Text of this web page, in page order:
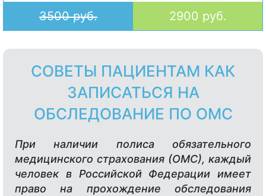
3500 руб. 2900 руб.
СОВЕТЫ ПАЦИЕНТАМ КАК
ЗАПИСАТЬСЯ НА
ОБСЛЕДОВАНИЕ ПО ОМС
При наличии полиса обязательного
медицинского страхования (ОМС), каждый
человек в Российской Федерации имеет
право на прохождение обследования